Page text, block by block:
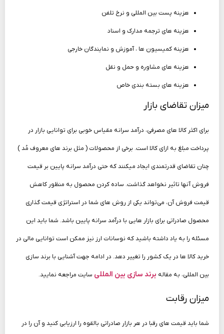
هزینه پست بین ­المللی و نرخ تلفن
هزینه ­های ترجمه مدارک و اسناد
هزینه کمیسیون‌ ها ، آموزش و نمایندگان خارجی
هزینه­ های مشاوره و حمل و نقل
هزینه­ های بسته­ بندی خاص
میزان تقاضای بازار
برای اکثر کالا های مصرفی، درآمد سرانه مقیاس خوبی برای توانایی بازار در
پرداخت مبلغ به ازای کالا است. برخی از محصولات ( مثل برند های معروف مُد )
چنان تقاضای قدرتمندی ایجاد می­کنند که حتی درآمد سرانه پایین بر قیمت
فروش آنها تاثیر نخواهد گذاشت. ساده کردن محصول به منظور کاهش
قیمت فروش آن، می‌تواند یکی از روش‌ های شما در استراتژی قیمت گذاری
محصول صادراتی برای بازار هایی با درآمد سرانه پایین باشد. شما باید این
مسئله را به یاد داشته باشید که نوسانات ارز نیز ممکن است توانایی مالی در
خرید کالا ها در یک کشور را تغییر دهد. در ادامه جهت آشنایی با برند سازی
بین المللی، به مقاله برند سازی بین المللی سایت مراجعه نمایید.
میزان رقابت
شما باید قیمت های رقبا در هر بازار صادراتی بالقوه را ارزیابی کنید و آن را در